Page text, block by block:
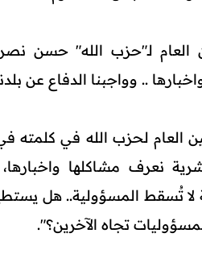
العام لـ"حزب الله" حسن
.. وواجبنا الدفاع عن
العام لحزب الله في كلمته
نعرف مشاكلها
لا تُسقط المسؤولية.. هل
تجاه الآخرين؟".